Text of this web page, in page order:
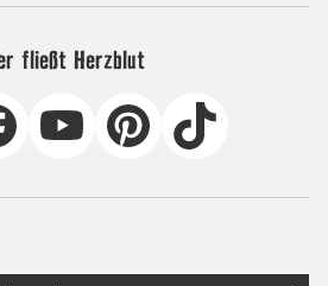
fließt Herzblut